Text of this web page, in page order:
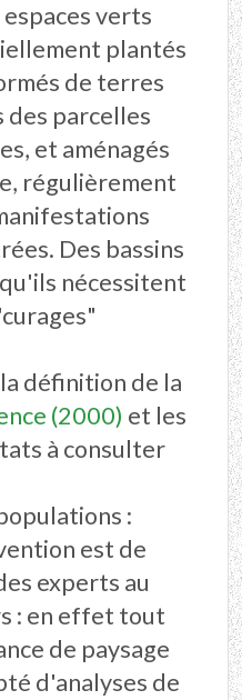
verts
plantés
de terres
des parcelles
et aménagés
régulièrement
Des bassins
nécessitent
définition de la
(2000) et les
à consulter
:
est de
experts au
: en effet tout
de paysage
d'analyses de